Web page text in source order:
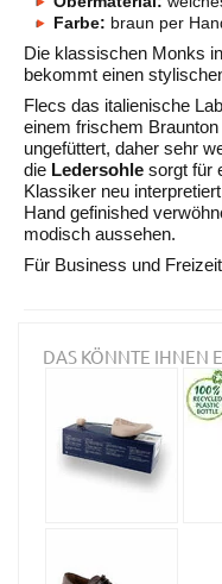
Farbe: braun per
Die klassischen Monks
bekommt einen
Flecs das italienische
einem frischem
ungefüttert, daher sehr
die Ledersohle sorgt für
Klassiker neu
Hand gefinished
modisch aussehen.
Für Business und
DAS KÖNNTE IHNEN